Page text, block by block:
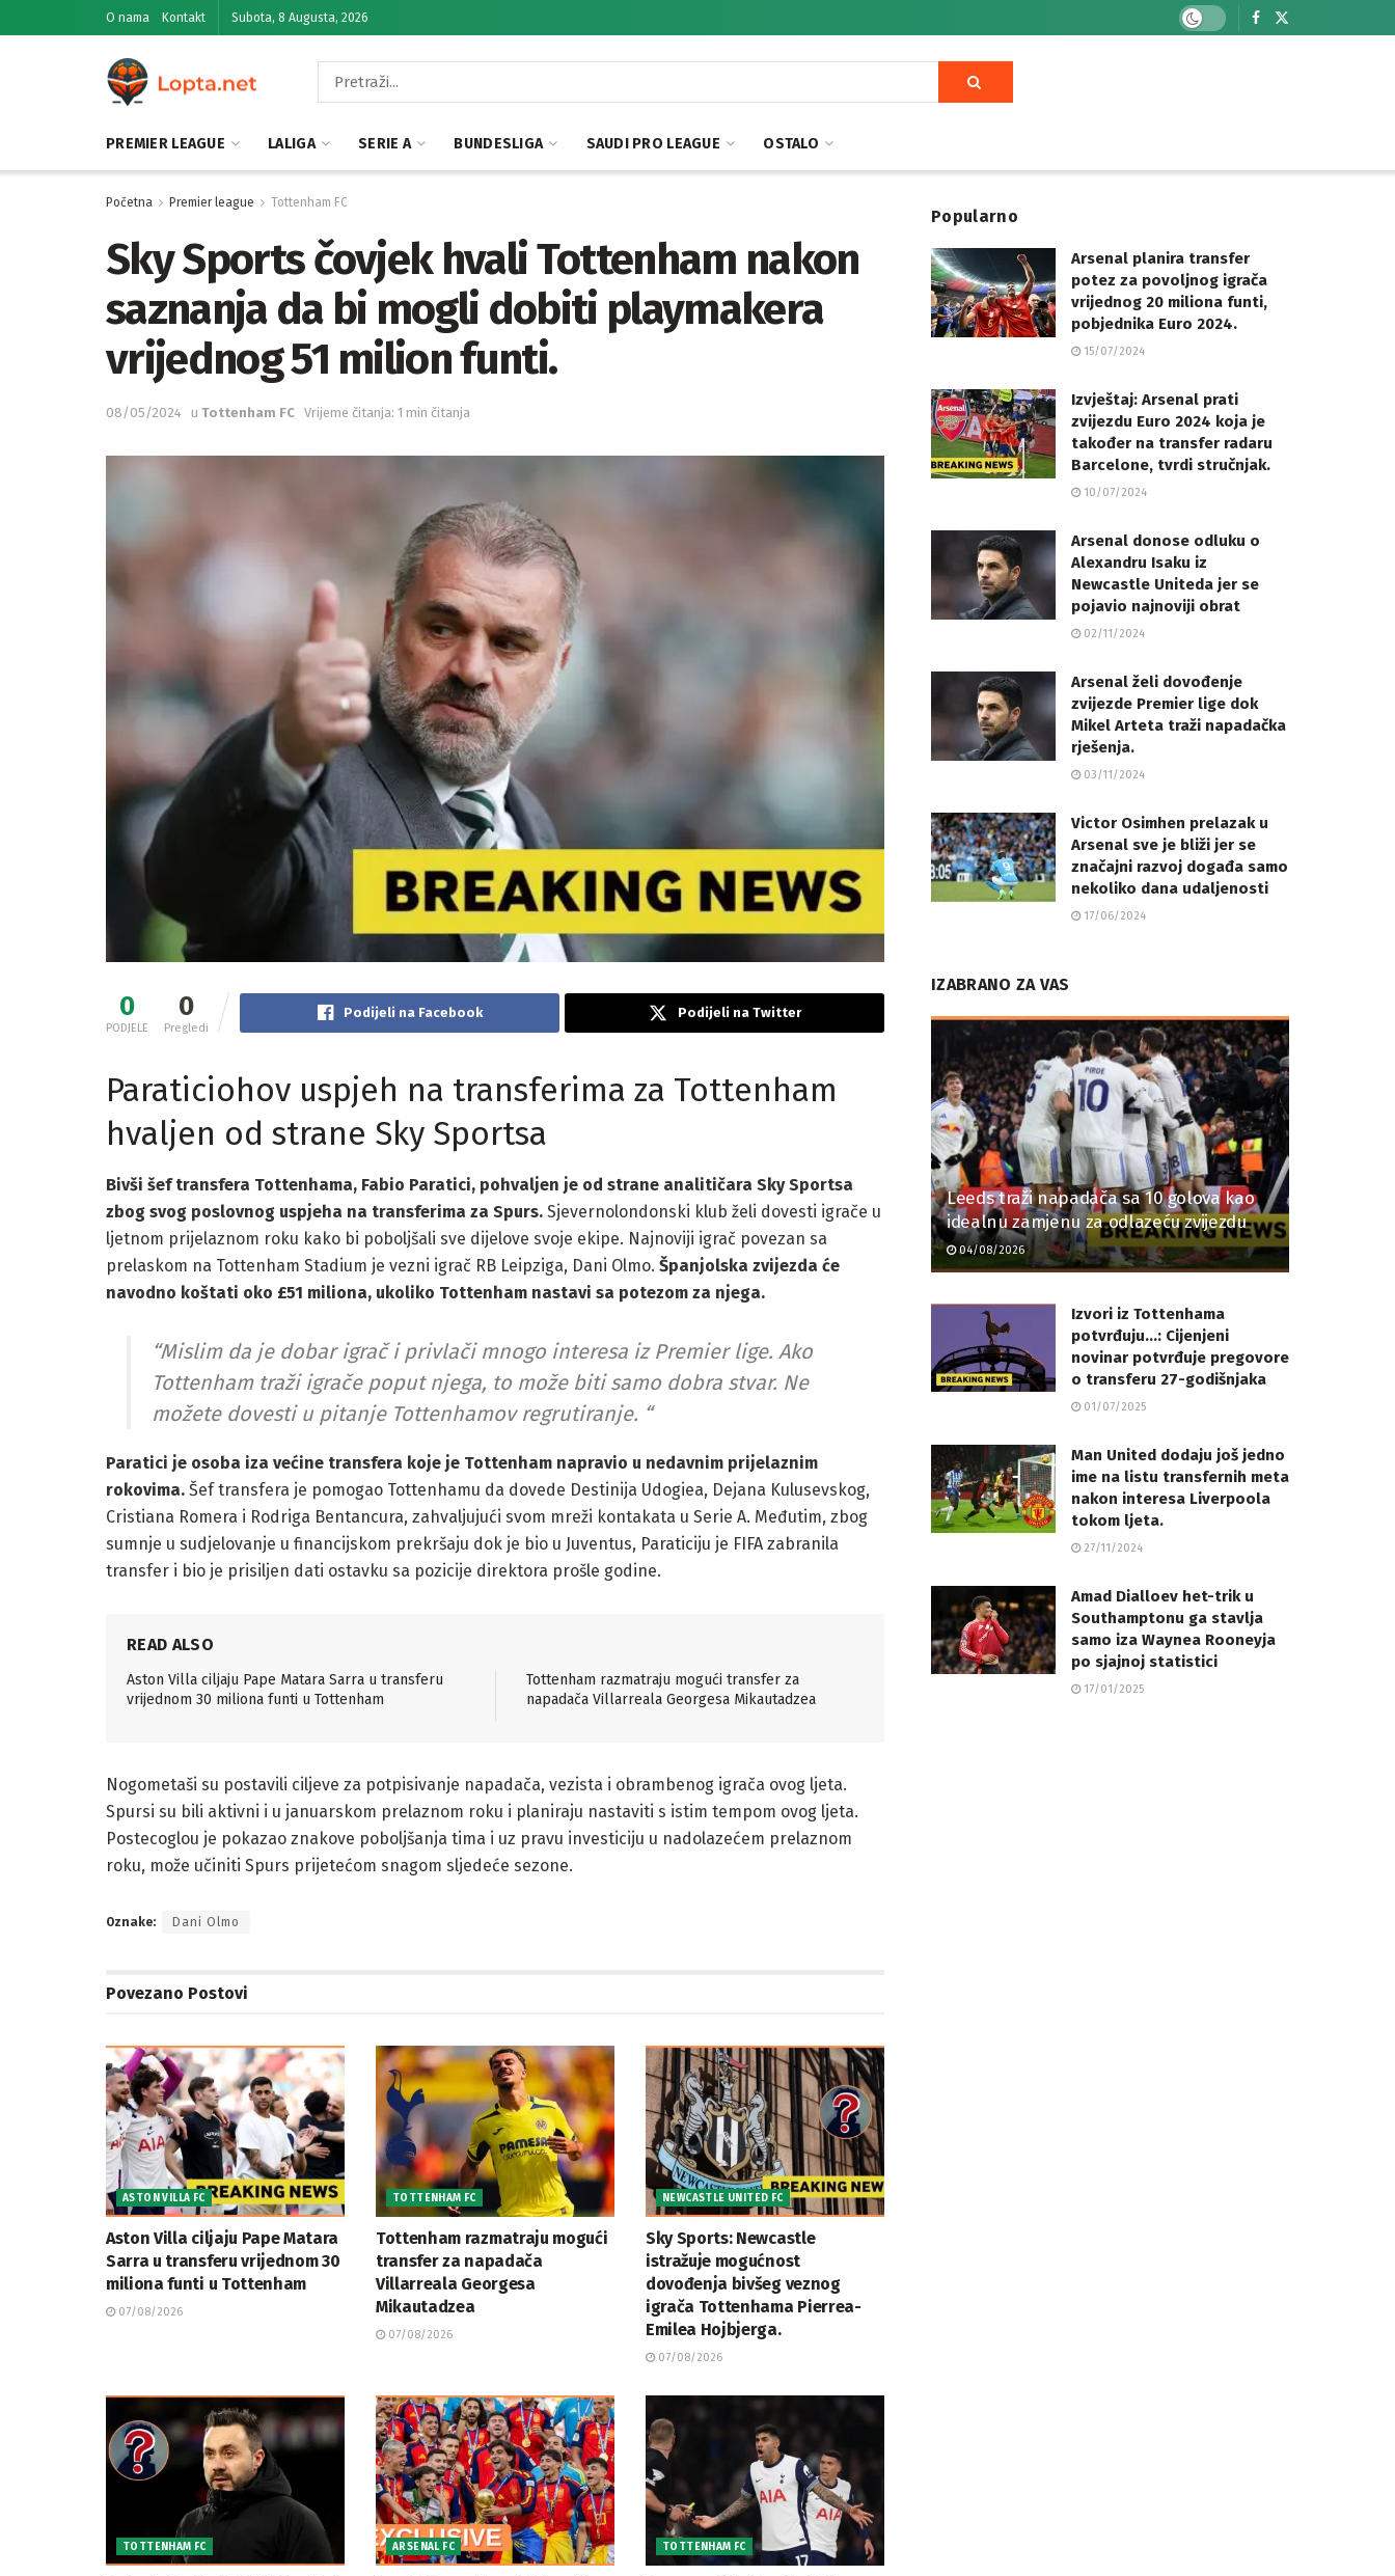
O nama Kontakt Subota, 8 Augusta, 2026
PREMIER LEAGUE LALIGA SERIE A BUNDESLIGA SAUDI PRO LEAGUE OSTALO
Početna Premier league Tottenham FC
Sky Sports čovjek hvali Tottenham nakon
saznanja da bi mogli dobiti playmakera
vrijednog 51 milion funti.
08/05/2024 u Tottenham FC Vrijeme čitanja: 1 min čitanja
0
PODJELE
0
Pregledi
Podijeli na Facebook Podijeli na Twitter
Paraticiohov uspjeh na transferima za Tottenham
hvaljen od strane Sky Sportsa
Bivši šef transfera Tottenhama, Fabio Paratici, pohvaljen je od strane analitičara Sky Sportsa
zbog svog poslovnog uspjeha na transferima za Spurs. Sjevernolondonski klub želi dovesti igrače u
ljetnom prijelaznom roku kako bi poboljšali sve dijelove svoje ekipe. Najnoviji igrač povezan sa
prelaskom na Tottenham Stadium je vezni igrač RB Leipziga, Dani Olmo. Španjolska zvijezda će
navodno koštati oko £51 miliona, ukoliko Tottenham nastavi sa potezom za njega.
“Mislim da je dobar igrač i privlači mnogo interesa iz Premier lige. Ako
Tottenham traži igrače poput njega, to može biti samo dobra stvar. Ne
možete dovesti u pitanje Tottenhamov regrutiranje. “
Paratici je osoba iza većine transfera koje je Tottenham napravio u nedavnim prijelaznim
rokovima. Šef transfera je pomogao Tottenhamu da dovede Destinija Udogiea, Dejana Kulusevskog,
Cristiana Romera i Rodriga Bentancura, zahvaljujući svom mreži kontakata u Serie A. Međutim, zbog
sumnje u sudjelovanje u financijskom prekršaju dok je bio u Juventus, Paraticiju je FIFA zabranila
transfer i bio je prisiljen dati ostavku sa pozicije direktora prošle godine.
READ ALSO
Aston Villa ciljaju Pape Matara Sarra u transferu
vrijednom 30 miliona funti u Tottenham
Tottenham razmatraju mogući transfer za
napadača Villarreala Georgesa Mikautadzea
Nogometaši su postavili ciljeve za potpisivanje napadača, vezista i obrambenog igrača ovog ljeta.
Spursi su bili aktivni i u januarskom prelaznom roku i planiraju nastaviti s istim tempom ovog ljeta.
Postecoglou je pokazao znakove poboljšanja tima i uz pravu investiciju u nadolazećem prelaznom
roku, može učiniti Spurs prijetećom snagom sljedeće sezone.
Oznake: Dani Olmo
Povezano Postovi
ASTON VILLA FC
Aston Villa ciljaju Pape Matara
Sarra u transferu vrijednom 30
miliona funti u Tottenham
07/08/2026
TOTTENHAM FC
Tottenham razmatraju mogući
transfer za napadača
Villarreala Georgesa
Mikautadzea
07/08/2026
NEWCASTLE UNITED FC
Sky Sports: Newcastle
istražuje mogućnost
dovođenja bivšeg veznog
igrača Tottenhama Pierrea-
Emilea Hojbjerga.
07/08/2026
TOTTENHAM FC ARSENAL FC TOTTENHAM FC
Popularno
Arsenal planira transfer
potez za povoljnog igrača
vrijednog 20 miliona funti,
pobjednika Euro 2024.
15/07/2024
Izvještaj: Arsenal prati
zvijezdu Euro 2024 koja je
također na transfer radaru
Barcelone, tvrdi stručnjak.
10/07/2024
Arsenal donose odluku o
Alexandru Isaku iz
Newcastle Uniteda jer se
pojavio najnoviji obrat
02/11/2024
Arsenal želi dovođenje
zvijezde Premier lige dok
Mikel Arteta traži napadačka
rješenja.
03/11/2024
Victor Osimhen prelazak u
Arsenal sve je bliži jer se
značajni razvoj događa samo
nekoliko dana udaljenosti
17/06/2024
IZABRANO ZA VAS
Leeds traži napadača sa 10 golova kao
idealnu zamjenu za odlazeću zvijezdu
04/08/2026
Izvori iz Tottenhama
potvrđuju…: Cijenjeni
novinar potvrđuje pregovore
o transferu 27-godišnjaka
01/07/2025
Man United dodaju još jedno
ime na listu transfernih meta
nakon interesa Liverpoola
tokom ljeta.
27/11/2024
Amad Dialloev het-trik u
Southamptonu ga stavlja
samo iza Waynea Rooneyja
po sjajnoj statistici
17/01/2025